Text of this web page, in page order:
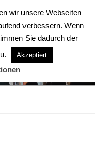
CHOR
wir unsere Webseiten
verbessern. Wenn
Sie dadurch der
Akzeptiert